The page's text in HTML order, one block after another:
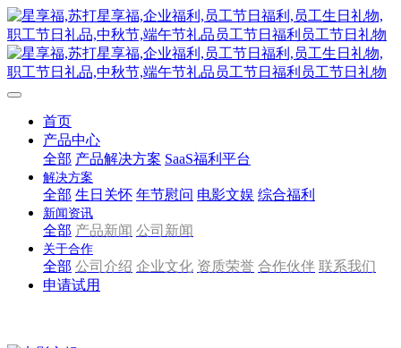
首页
产品中心
全部 产品解决方案 SaaS福利平台
解决方案
全部 生日关怀 年节慰问 电影文娱 综合福利
新闻资讯
全部 产品新闻 公司新闻
关于合作
全部 公司介绍 企业文化 资质荣誉 合作伙伴 联系我们
申请试用